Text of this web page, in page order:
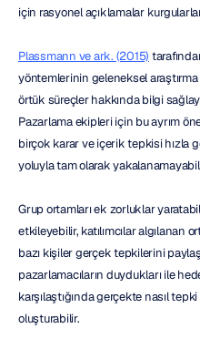
için rasyonel açıklamalar
Plassmann ve ark. (2015)
yöntemlerinin geleneksel
örtük süreçler hakkında bilgi
Pazarlama ekipleri için bu ayrım
birçok karar ve içerik tepkisi hızla
yoluyla tam olarak
Grup ortamları ek zorluklar
etkileyebilir, katılımcılar algılanan
bazı kişiler gerçek tepkilerini
pazarlamacıların duydukları ile
karşılaştığında gerçekte nasıl
oluşturabilir.